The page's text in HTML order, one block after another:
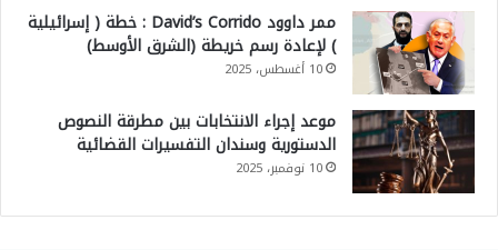
ممر داوود David’s Corrido : خطة ( إسرائيلية
) لإعادة رسم خريطة (الشرق الأوسط)
10 أغسطس، 2025
موعد إجراء الانتخابات بين مطرقة النصوص
الدستورية وسندان التفسيرات القضائية
10 نوفمبر، 2025